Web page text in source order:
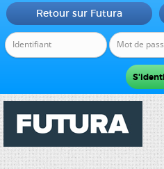
Retour sur Futura